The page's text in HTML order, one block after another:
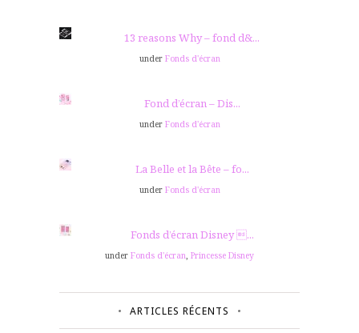
13 reasons Why – fond d&...
under Fonds d'écran
Fond d’écran – Dis...
under Fonds d'écran
La Belle et la Bête – fo...
under Fonds d'écran
Fonds d’écran Disney ...
under Fonds d'écran, Princesse Disney
ARTICLES RÉCENTS